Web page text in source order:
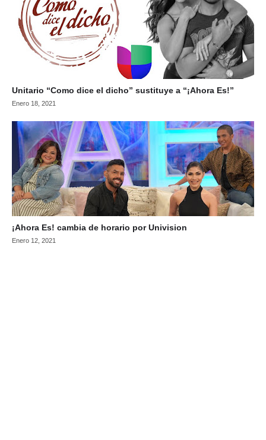
Unitario “Como dice el dicho” sustituye a “¡Ahora Es!”
Enero 18, 2021
¡Ahora Es! cambia de horario por Univision
Enero 12, 2021